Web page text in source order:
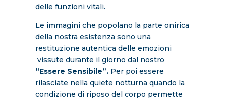
delle funzioni vitali.
Le immagini che popolano la parte onirica
della nostra esistenza sono una
restituzione autentica delle emozioni
vissute durante il giorno dal nostro
“Essere Sensibile”.Per poi essere
rilasciate nella quiete notturna quando la
condizione di riposo del corpo permette